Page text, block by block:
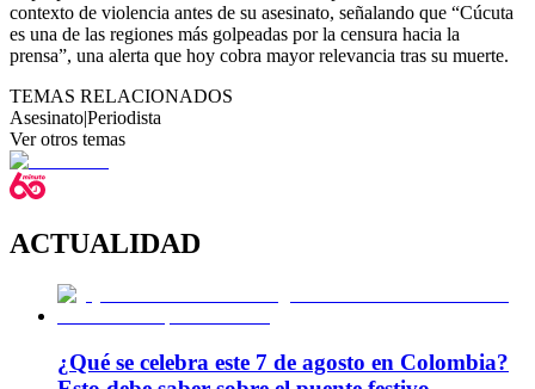
contexto de violencia antes de su asesinato, señalando que “Cúcuta
es una de las regiones más golpeadas por la censura hacia la
prensa”, una alerta que hoy cobra mayor relevancia tras su muerte.
TEMAS RELACIONADOS
Asesinato|Periodista
Ver otros temas
ACTUALIDAD
¿Qué se celebra este 7 de agosto en Colombia?